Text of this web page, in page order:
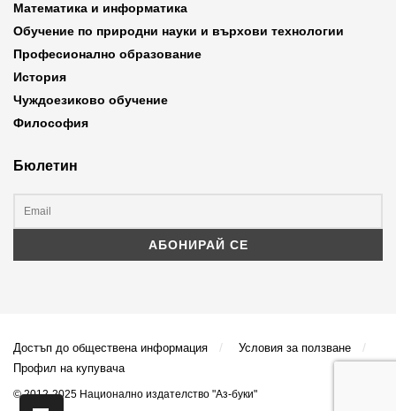
Математика и информатика
Обучение по природни науки и върхови технологии
Професионално образование
История
Чуждоезиково обучение
Философия
Бюлетин
Достъп до обществена информация
Условия за ползване
Профил на купувача
© 2012-2025 Национално издателство "Аз-буки"